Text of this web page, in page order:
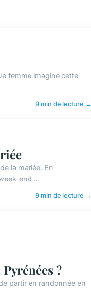
femme imagine cette
9 min de lecture →
la mariée. En
end ...
9 min de lecture →
?
partir en randonnée en